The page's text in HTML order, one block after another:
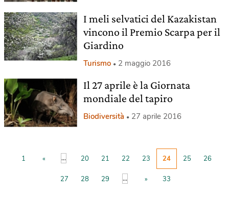
I meli selvatici del Kazakistan
vincono il Premio Scarpa per il
Giardino
Turismo 2 maggio 2016
Il 27 aprile è la Giornata
mondiale del tapiro
Biodiversità 27 aprile 2016
1 « ... 20 21 22 23 24 25 26
27 28 29 ... » 33